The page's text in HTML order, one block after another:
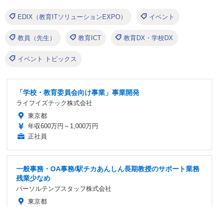
EDIX（教育ITソリューションEXPO） イベント
教員（先生） 教育ICT 教育DX・学校DX
イベント トピックス
「学校・教育委員会向け事業」事業開発
ライフイズテック株式会社
東京都
年収600万円～1,000万円
正社員
一般事務・OA事務/駅チカあんしん長期教授のサポート業務
残業少なめ
パーソルテンプスタッフ株式会社
東京都